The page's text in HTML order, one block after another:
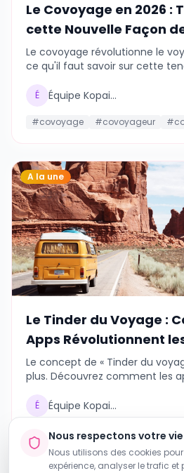
Nous respectons votre
Nous utilisons des cookies
expérience, analyser le trafic
Le Covoyage en 2026 :
cette Nouvelle Façon
Le covoyage révolutionne le
ce qu'il faut savoir sur cette
covoyageurs.
É Équipe Kopains
#covoyage #covoyageur #
A la une
Le Tinder du Voyage :
Apps Révolutionnent
entre Voyageurs
Le concept de « Tinder du
plus. Découvrez comment les
se rencontrent.
É Équipe Kopains
tinder du voyage #application
#matching voyageurs